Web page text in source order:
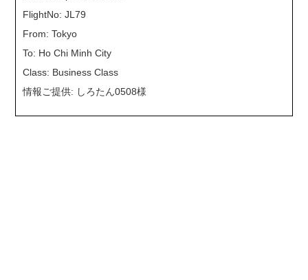
FlightNo: JL79
From: Tokyo
To: Ho Chi Minh City
Class: Business Class
情報ご提供: しろたん0508様